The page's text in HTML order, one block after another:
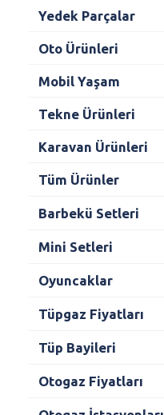
Yedek Parçalar
Oto Ürünleri
Mobil Yaşam
Tekne Ürünleri
Karavan Ürünleri
Tüm Ürünler
Barbekü Setleri
Mini Setleri
Oyuncaklar
Tüpgaz Fiyatları
Tüp Bayileri
Otogaz Fiyatları